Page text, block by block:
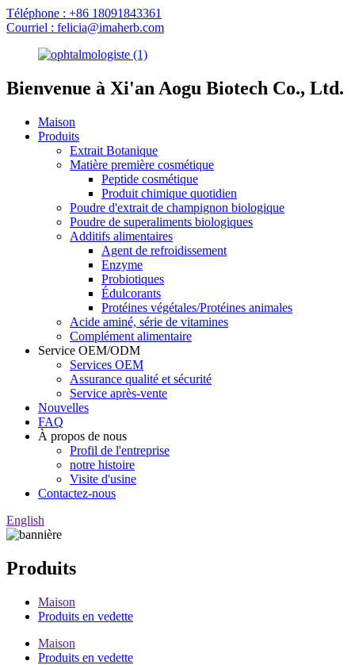
Téléphone : +86 18091843361
Courriel : felicia@imaherb.com
Bienvenue à Xi'an Aogu Biotech Co., Ltd.
Maison
Produits
Extrait Botanique
Matière première cosmétique
Peptide cosmétique
Produit chimique quotidien
Poudre d'extrait de champignon biologique
Poudre de superaliments biologiques
Additifs alimentaires
Agent de refroidissement
Enzyme
Probiotiques
Édulcorants
Protéines végétales/Protéines animales
Acide aminé, série de vitamines
Complément alimentaire
Service OEM/ODM
Services OEM
Assurance qualité et sécurité
Service après-vente
Nouvelles
FAQ
À propos de nous
Profil de l'entreprise
notre histoire
Visite d'usine
Contactez-nous
English
Produits
Maison
Produits en vedette
Maison
Produits en vedette